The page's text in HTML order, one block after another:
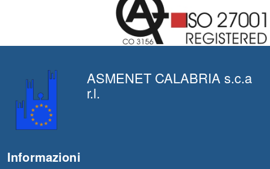
ASMENET CALABRIA s.c.a
r.l.
Informazioni